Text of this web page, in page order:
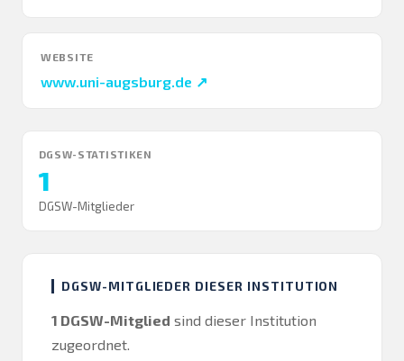
WEBSITE
www.uni-augsburg.de ↗
DGSW-STATISTIKEN
1
DGSW-Mitglieder
DGSW-MITGLIEDER DIESER INSTITUTION
1 DGSW-Mitglied sind dieser Institution
zugeordnet.